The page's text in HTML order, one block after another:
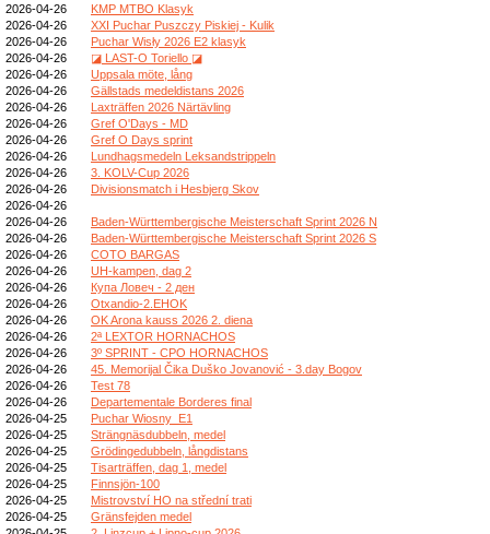
2026-04-26
KMP MTBO Klasyk
2026-04-26
XXI Puchar Puszczy Piskiej - Kulik
2026-04-26
Puchar Wisły 2026 E2 klasyk
2026-04-26
◪ LAST-O Toriello ◪
2026-04-26
Uppsala möte, lång
2026-04-26
Gällstads medeldistans 2026
2026-04-26
Laxträffen 2026 Närtävling
2026-04-26
Gref O'Days - MD
2026-04-26
Gref O Days sprint
2026-04-26
Lundhagsmedeln Leksandstrippeln
2026-04-26
3. KOLV-Cup 2026
2026-04-26
Divisionsmatch i Hesbjerg Skov
2026-04-26
2026-04-26
Baden-Württembergische Meisterschaft Sprint 2026 N
2026-04-26
Baden-Württembergische Meisterschaft Sprint 2026 S
2026-04-26
COTO BARGAS
2026-04-26
UH-kampen, dag 2
2026-04-26
Купа Ловеч - 2 ден
2026-04-26
Otxandio-2.EHOK
2026-04-26
OK Arona kauss 2026 2. diena
2026-04-26
2ª LEXTOR HORNACHOS
2026-04-26
3º SPRINT - CPO HORNACHOS
2026-04-26
45. Memorijal Čika Duško Jovanović - 3.day Bogov
2026-04-26
Test 78
2026-04-26
Departementale Borderes final
2026-04-25
Puchar Wiosny_E1
2026-04-25
Strängnäsdubbeln, medel
2026-04-25
Grödingedubbeln, långdistans
2026-04-25
Tisarträffen, dag 1, medel
2026-04-25
Finnsjön-100
2026-04-25
Mistrovství HO na střední trati
2026-04-25
Gränsfejden medel